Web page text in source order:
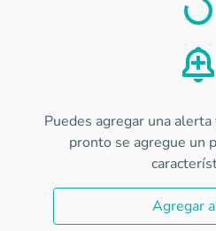
Load
Puedes agregar una
pronto se agregue un
Agregar